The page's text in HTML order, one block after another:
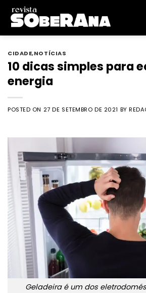
Skip
content
CIDADE,NOTÍCIAS
10 dicas simples para
energia
POSTED ON 27 DE SETEMBRO DE 2021 BY
Geladeira é um dos